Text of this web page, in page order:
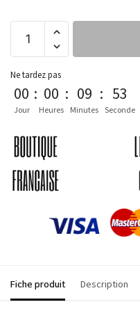
Ne tardez pas
00
Jour
: 00
Heures
: 09
Minutes
: 53
Seconde
Fiche produit Description